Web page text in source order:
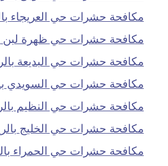
مكافحة حشرات حي العريجاء
مكافحة حشرات حي ظهرة لبن
مكافحة حشرات حي البديعة
مكافحة حشرات حي السويدي
مكافحة حشرات حي النظيم
مكافحة حشرات حي الخليج
مكافحة حشرات حي الحمراء